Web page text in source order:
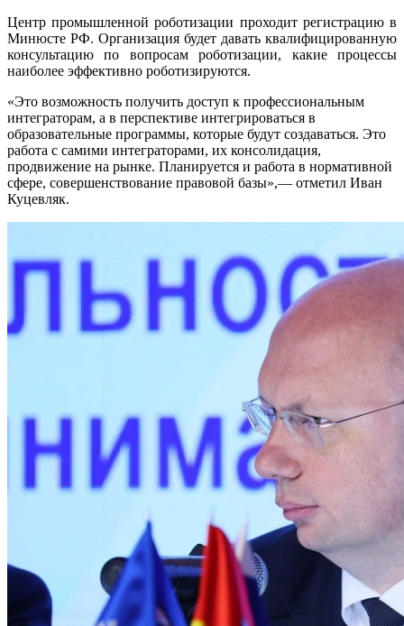
Центр промышленной роботизации проходит регистрацию в
Минюсте РФ. Организация будет давать квалифицированную
консультацию по вопросам роботизации, какие процессы
наиболее эффективно роботизируются.
«Это возможность получить доступ к профессиональным
интеграторам, а в перспективе интегрироваться в
образовательные программы, которые будут создаваться. Это
работа с самими интеграторами, их консолидация,
продвижение на рынке. Планируется и работа в нормативной
сфере, совершенствование правовой базы»,— отметил Иван
Куцевляк.